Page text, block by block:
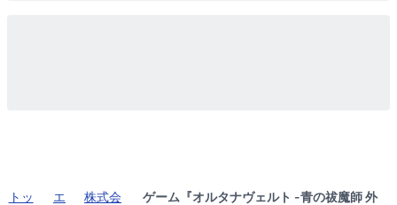
トッ
エ
株式会
ゲーム『オルタナヴェルト -青の祓魔師 外